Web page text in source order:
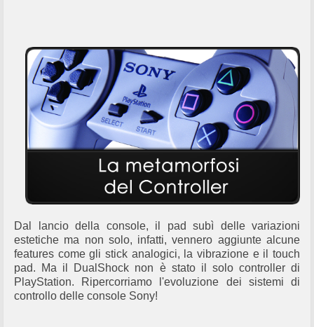
Dal lancio della console, il pad subì delle variazioni
estetiche ma non solo, infatti, vennero aggiunte alcune
features come gli stick analogici, la vibrazione e il touch
pad. Ma il DualShock non è stato il solo controller di
PlayStation. Ripercorriamo l'evoluzione dei sistemi di
controllo delle console Sony!